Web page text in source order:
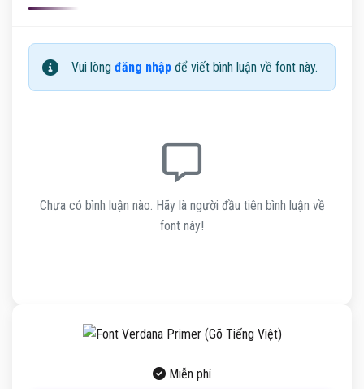
Vui lòng đăng nhập để viết bình luận về font này.
Chưa có bình luận nào. Hãy là người đầu tiên bình luận về
font này!
Miễn phí